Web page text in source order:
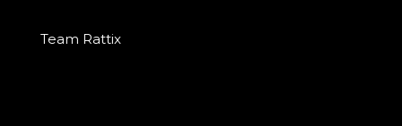
Team Rattix